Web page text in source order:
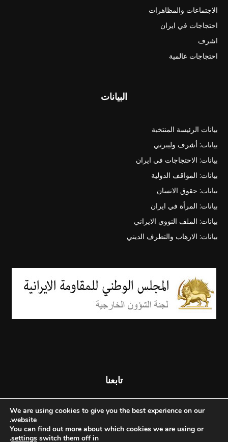
الاجتماعات والمظاهرات
احتجاجات في ايران
اشرف
احتجاجات عالمية
البيانات
بيانات الرئيسة المنتخبة
بيانات: أشرف وليبرتي
بيانات: الاحتجاجات في ايران
بيانات: المواقف الدولية
بيانات: حقوق الانسان
بيانات: المرأة في ايران
بيانات: الملف النووي الايراني
بيانات: الارهاب والتطرف الديني
تابعنا
We are using cookies to give you the best experience on our
website.
You can find out more about which cookies we are using or
switch them off in
settings
.